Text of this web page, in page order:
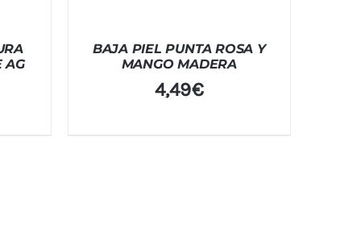
AG
BAJA PIEL PUNTA ROSA Y
MANGO MADERA
4,49€